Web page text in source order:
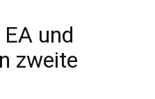
und
zweite